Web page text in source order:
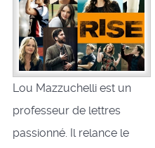
Lou Mazzuchelli est un
professeur de lettres
passionné. Il relance le